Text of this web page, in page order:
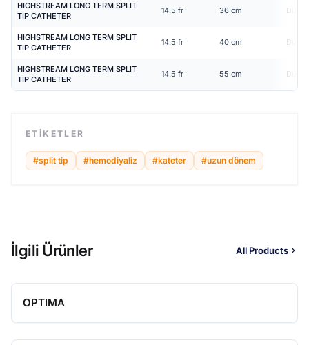
HIGHSTREAM LONG TERM SPLIT
TIP CATHETER
14.5 fr 36 cm Düz
HIGHSTREAM LONG TERM SPLIT
TIP CATHETER
14.5 fr 40 cm Düz
HIGHSTREAM LONG TERM SPLIT
TIP CATHETER
14.5 fr 55 cm Düz
ETIKETLER
#split tip #hemodiyaliz #kateter #uzun dönem
İlgili Ürünler All Products
OPTIMA